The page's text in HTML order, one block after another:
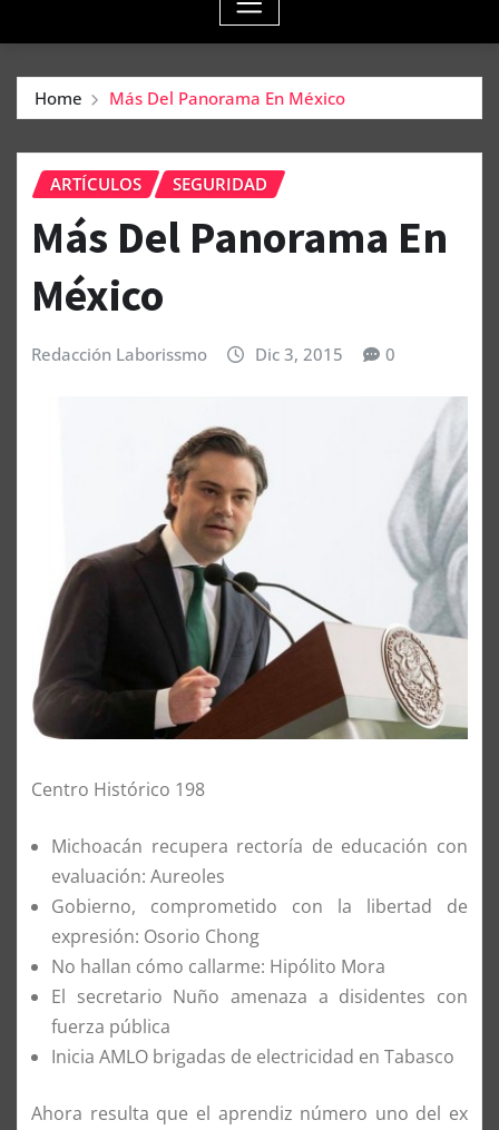
Home Más Del Panorama En México
ARTÍCULOS SEGURIDAD
Más Del Panorama En
México
Redacción Laborissmo Dic 3, 2015 0
Centro Histórico 198
Michoacán recupera rectoría de educación con
evaluación: Aureoles
Gobierno, comprometido con la libertad de
expresión: Osorio Chong
No hallan cómo callarme: Hipólito Mora
El secretario Nuño amenaza a disidentes con
fuerza pública
Inicia AMLO brigadas de electricidad en Tabasco
Ahora resulta que el aprendiz número uno del ex